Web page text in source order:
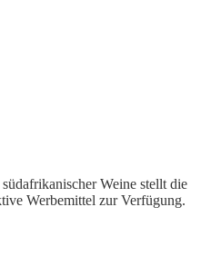
Weine stellt die
Werbemittel zur Verfügung.